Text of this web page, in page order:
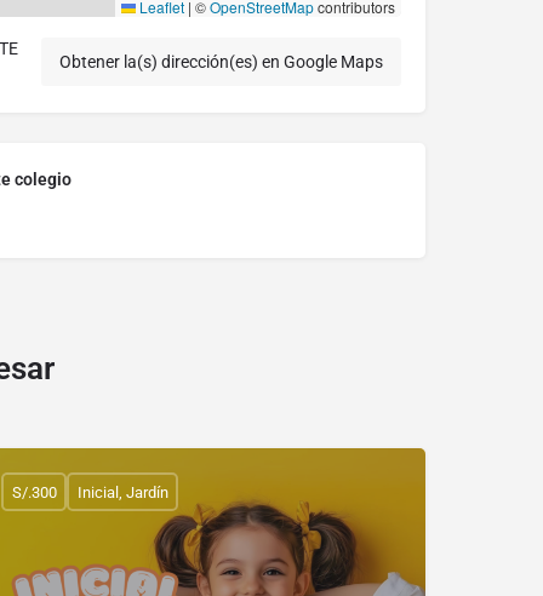
Leaflet | ©OpenStreetMapcontributors
Obtener la(s) dirección(es) en Google Maps
colegio
S/.300 Inicial, Jardín